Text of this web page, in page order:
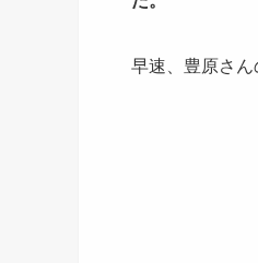
早速、豊原さん